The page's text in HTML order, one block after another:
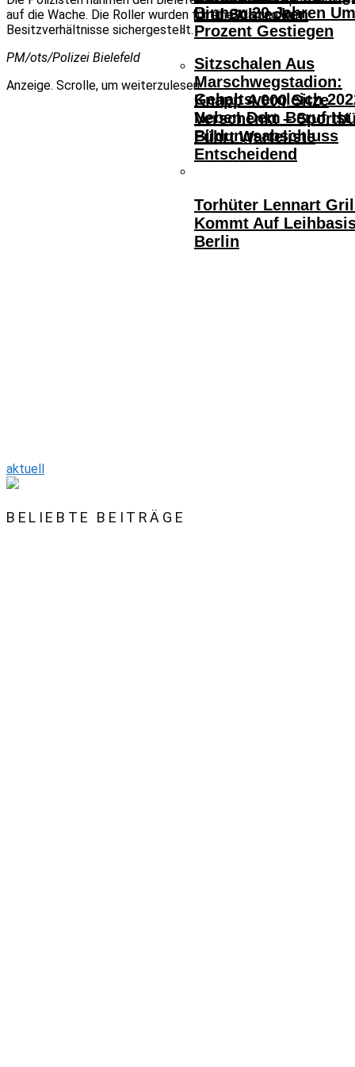
Und Schrecken
Binnen 20 Jahren
Prozent Gestiegen
Gehaltsvergleich
Neben Dem Beruf Ist
Bildungsabschluss
Entscheidend
Sitzschalen Aus
Marschwegstadion:
Knapp 4.000 Sitze
Verschenkt –
Führt Warteliste
Torhüter Lennart
Kommt Auf
Berlin
auf die Wache. Die Roller wurden für eine Klärung der
Besitzverhältnisse sichergestellt.
PM/ots/Polizei Bielefeld
Anzeige. Scrolle, um weiterzulesen.
aktuell
BELIEBTE BEITRÄGE